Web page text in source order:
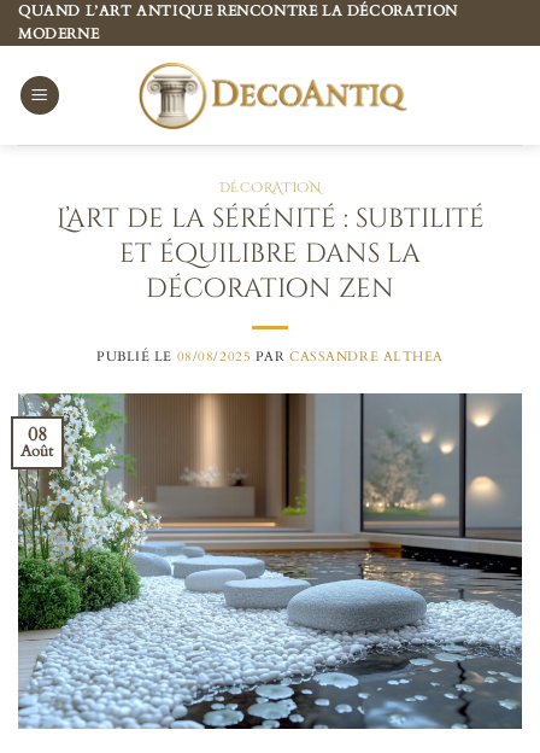
Passer
au
contenu
QUAND L’ART ANTIQUE RENCONTRE LA DÉCORATION
MODERNE
DÉCORATION
L’art de la sérénité : subtilité
et équilibre dans la
décoration zen
PUBLIÉ LE 08/08/2025 PARCASSANDRE ALTHEA
08
Août